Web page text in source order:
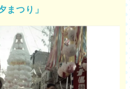
まつり」